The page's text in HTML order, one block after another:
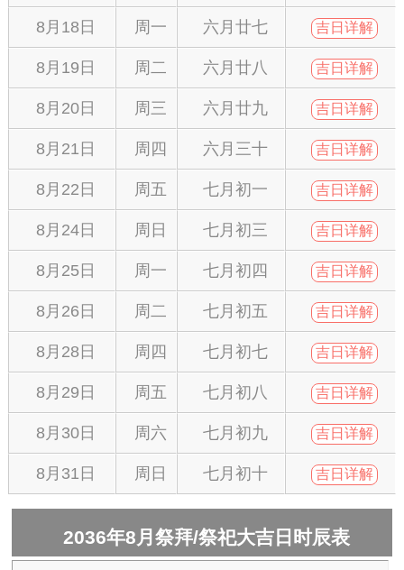
8月18日 周一 六月廿七 吉日详解
8月19日 周二 六月廿八 吉日详解
8月20日 周三 六月廿九 吉日详解
8月21日 周四 六月三十 吉日详解
8月22日 周五 七月初一 吉日详解
8月24日 周日 七月初三 吉日详解
8月25日 周一 七月初四 吉日详解
8月26日 周二 七月初五 吉日详解
8月28日 周四 七月初七 吉日详解
8月29日 周五 七月初八 吉日详解
8月30日 周六 七月初九 吉日详解
8月31日 周日 七月初十 吉日详解
2036年8月祭拜/祭祀大吉日时辰表